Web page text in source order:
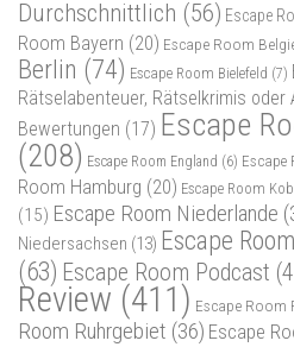
Durchschnittlich (56) Escape
Room Bayern (20) Escape Room
Berlin (74) Escape Room Bielefeld (7)
Rätselabenteuer, Rätselkrimis oder
Bewertungen (17) Escape
(208) Escape Room England (6) Escape
Room Hamburg (20) Escape Room
(15) Escape Room Niederlande
Niedersachsen (13) Escape
(63) Escape Room Podcast
Review (411) Escape Room
Room Ruhrgebiet (36) Escape